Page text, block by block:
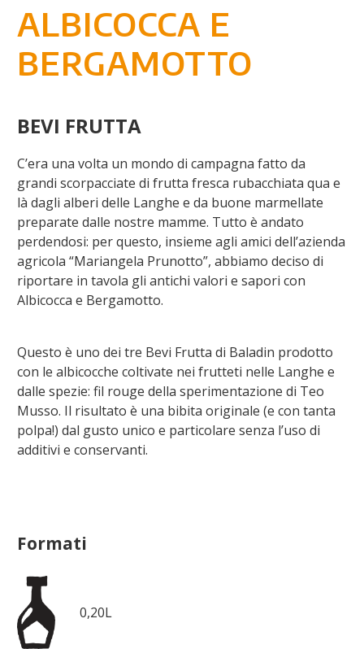
ALBICOCCA E
BERGAMOTTO
BEVI FRUTTA
C’era una volta un mondo di campagna fatto da
grandi scorpacciate di frutta fresca rubacchiata qua e
là dagli alberi delle Langhe e da buone marmellate
preparate dalle nostre mamme. Tutto è andato
perdendosi: per questo, insieme agli amici dell’azienda
agricola “Mariangela Prunotto”, abbiamo deciso di
riportare in tavola gli antichi valori e sapori con
Albicocca e Bergamotto.
Questo è uno dei tre Bevi Frutta di Baladin prodotto
con le albicocche coltivate nei frutteti nelle Langhe e
dalle spezie: fil rouge della sperimentazione di Teo
Musso. Il risultato è una bibita originale (e con tanta
polpa!) dal gusto unico e particolare senza l’uso di
additivi e conservanti.
Formati
0,20L